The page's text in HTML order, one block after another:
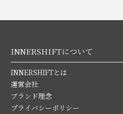
INNERSHIFTについて
INNERSHIFTとは
運営会社
ブランド理念
プライバシーポリシー